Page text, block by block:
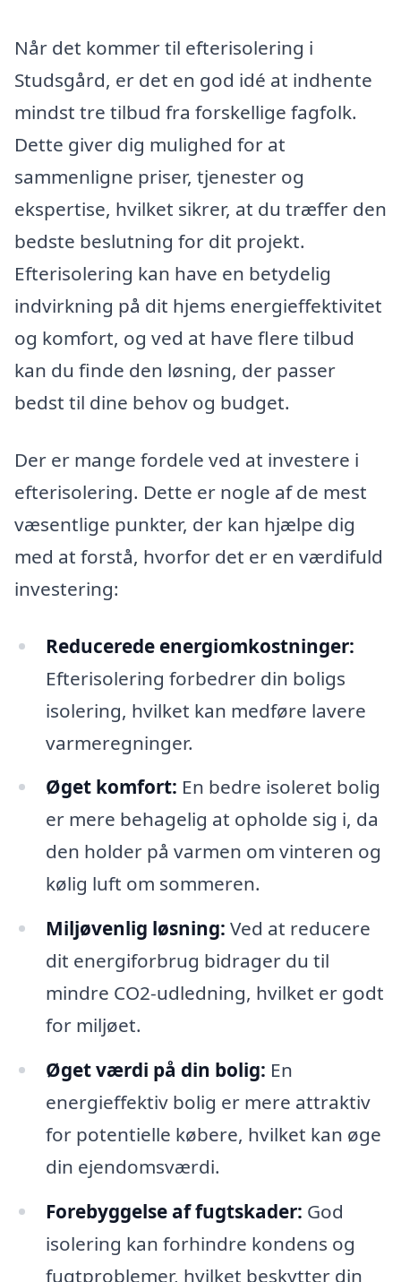
Når det kommer til efterisolering i
Studsgård, er det en god idé at indhente
mindst tre tilbud fra forskellige fagfolk.
Dette giver dig mulighed for at
sammenligne priser, tjenester og
ekspertise, hvilket sikrer, at du træffer den
bedste beslutning for dit projekt.
Efterisolering kan have en betydelig
indvirkning på dit hjems energieffektivitet
og komfort, og ved at have flere tilbud
kan du finde den løsning, der passer
bedst til dine behov og budget.
Der er mange fordele ved at investere i
efterisolering. Dette er nogle af de mest
væsentlige punkter, der kan hjælpe dig
med at forstå, hvorfor det er en værdifuld
investering:
Reducerede energiomkostninger:
Efterisolering forbedrer din boligs
isolering, hvilket kan medføre lavere
varmeregninger.
Øget komfort: En bedre isoleret bolig
er mere behagelig at opholde sig i, da
den holder på varmen om vinteren og
kølig luft om sommeren.
Miljøvenlig løsning: Ved at reducere
dit energiforbrug bidrager du til
mindre CO2-udledning, hvilket er godt
for miljøet.
Øget værdi på din bolig: En
energieffektiv bolig er mere attraktiv
for potentielle købere, hvilket kan øge
din ejendomsværdi.
Forebyggelse af fugtskader: God
isolering kan forhindre kondens og
fugtproblemer, hvilket beskytter din